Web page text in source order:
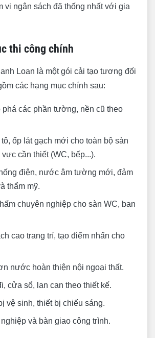
vi ngân sách đã thống nhất với gia
thi công chính
Loan là một gói cải tạo tương đối
các hạng mục chính sau:
các phần tường, nền cũ theo
ốp lát gạch mới cho toàn bộ sàn
cần thiết (WC, bếp...).
điện, nước âm tường mới, đảm
thẩm mỹ.
chuyên nghiệp cho sàn WC, ban
cao trang trí, tạo điểm nhấn cho
nước hoàn thiện nội ngoại thất.
cửa sổ, lan can theo thiết kế.
vệ sinh, thiết bị chiếu sáng.
và bàn giao công trình.